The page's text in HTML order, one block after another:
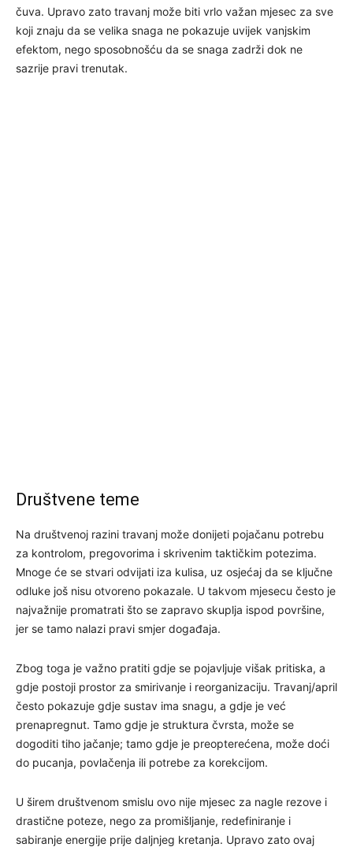
čuva. Upravo zato travanj može biti vrlo važan mjesec za sve
koji znaju da se velika snaga ne pokazuje uvijek vanjskim
efektom, nego sposobnošću da se snaga zadrži dok ne
sazrije pravi trenutak.
Društvene teme
Na društvenoj razini travanj može donijeti pojačanu potrebu
za kontrolom, pregovorima i skrivenim taktičkim potezima.
Mnoge će se stvari odvijati iza kulisa, uz osjećaj da se ključne
odluke još nisu otvoreno pokazale. U takvom mjesecu često je
najvažnije promatrati što se zapravo skuplja ispod površine,
jer se tamo nalazi pravi smjer događaja.
Zbog toga je važno pratiti gdje se pojavljuje višak pritiska, a
gdje postoji prostor za smirivanje i reorganizaciju. Travanj/april
često pokazuje gdje sustav ima snagu, a gdje je već
prenapregnut. Tamo gdje je struktura čvrsta, može se
dogoditi tiho jačanje; tamo gdje je preopterećena, može doći
do pucanja, povlačenja ili potrebe za korekcijom.
U širem društvenom smislu ovo nije mjesec za nagle rezove i
drastične poteze, nego za promišljanje, redefiniranje i
sabiranje energije prije daljnjeg kretanja. Upravo zato ovaj